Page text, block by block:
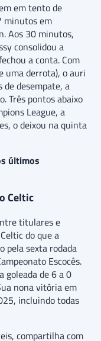
em tento de
minutos em
Aos 30 minutos,
consolidou a
a conta. Com
uma derrota), o auri
de desempate, a
Três pontos abaixo
League, a
o deixou na quinta
últimos
Celtic
titulares e
do que a
pela sexta rodada
Escocês.
goleada de 6 a 0
nona vitória em
incluindo todas
compartilha com